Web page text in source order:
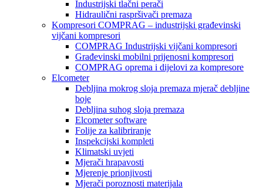
Industrijski tlačni perači
Hidraulični raspršivači premaza
Kompresori COMPRAG – industrijski građevinski
vijčani kompresori
COMPRAG Industrijski vijčani kompresori
Građevinski mobilni prijenosni kompresori
COMPRAG oprema i dijelovi za kompresore
Elcometer
Debljina mokrog sloja premaza mjerač debljine
boje
Debljina suhog sloja premaza
Elcometer software
Folije za kalibriranje
Inspekcijski kompleti
Klimatski uvjeti
Mjerači hrapavosti
Mjerenje prionjivosti
Mjerači poroznosti materijala